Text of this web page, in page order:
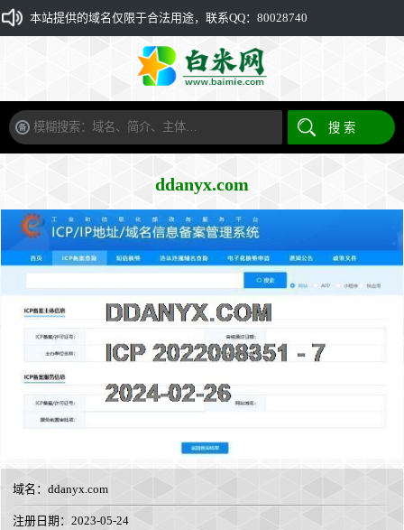
本站提供的域名仅限于合法用途，联系QQ：80028740
ddanyx.com
域名： ddanyx.com
注册日期：2023-05-24